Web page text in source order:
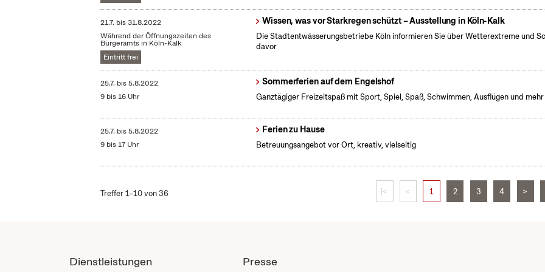
21.7. bis31.8.2022
Während der Öffnungszeiten des
Bürgeramts in Köln-Kalk
Eintritt frei
Wissen, was vor Starkregen schützt – Ausstellung in Köln-Kalk
Die Stadtentwässerungsbetriebe Köln informieren Sie über Wetterextreme und
davor
25.7. bis5.8.2022
9 bis 16 Uhr
Sommerferien auf dem Engelshof
Ganztägiger Freizeitspaß mit Sport, Spiel, Spaß, Schwimmen, Ausflügen und mehr
25.7. bis5.8.2022
9 bis 17 Uhr
Ferien zu Hause
Betreuungsangebot vor Ort, kreativ, vielseitig
Treffer 1–10 von 36 |< < 1 2 3 4 >
Dienstleistungen Presse